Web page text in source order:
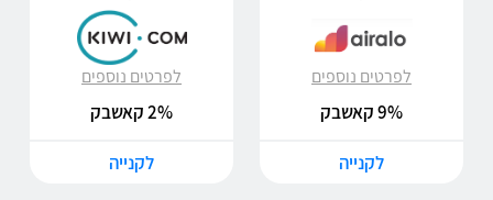
לפרטים נוספים
9% קאשבק
לקנייה
לפרטים נוספים
2% קאשבק
לקנייה